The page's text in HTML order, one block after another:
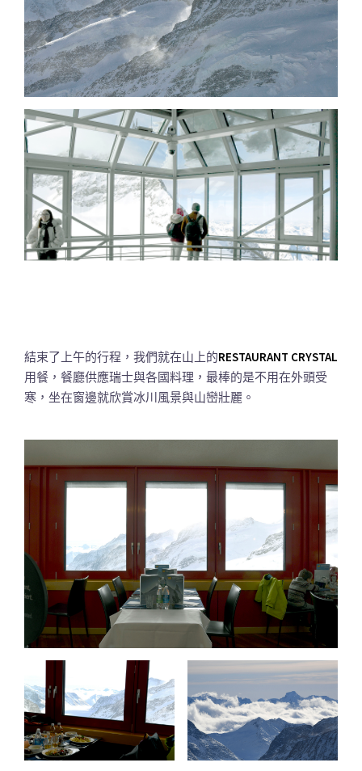
結束了上午的行程，我們就在山上的RESTAURANT CRYSTAL
用餐，餐廳供應瑞士與各國料理，最棒的是不用在外頭受
寒，坐在窗邊就欣賞冰川風景與山巒壯麗。